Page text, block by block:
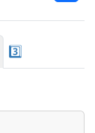
3️⃣